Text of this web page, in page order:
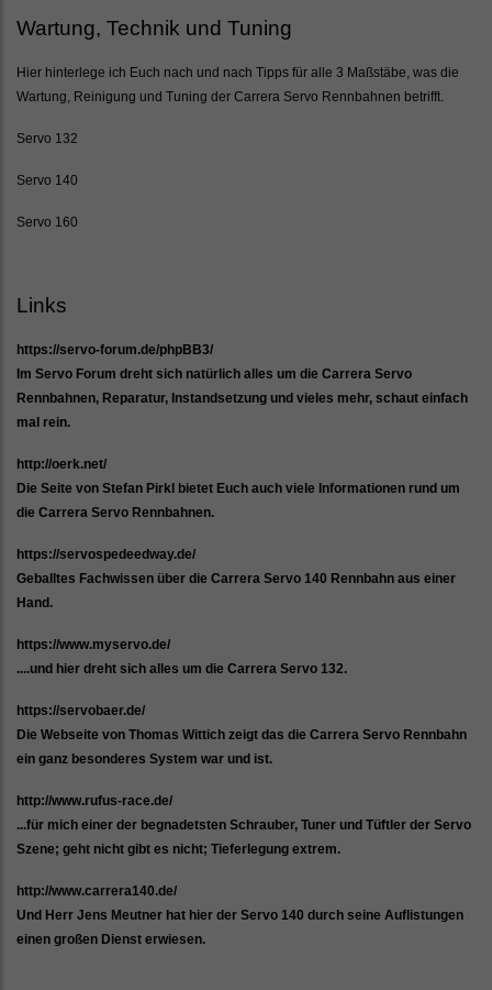
Wartung, Technik und Tuning
Hier hinterlege ich Euch nach und nach Tipps für alle 3 Maßstäbe, was die
Wartung, Reinigung und Tuning der Carrera Servo Rennbahnen betrifft.
Servo 132
Servo 140
Servo 160
Links
https://servo-forum.de/phpBB3/
Im Servo Forum dreht sich natürlich alles um die Carrera Servo
Rennbahnen, Reparatur, Instandsetzung und vieles mehr, schaut einfach
mal rein.
http://oerk.net/
Die Seite von Stefan Pirkl bietet Euch auch viele Informationen rund um
die Carrera Servo Rennbahnen.
https://servospedeedway.de/
Geballtes Fachwissen über die Carrera Servo 140 Rennbahn aus einer
Hand.
https://www.myservo.de/
....und hier dreht sich alles um die Carrera Servo 132.
https://servobaer.de/
Die Webseite von Thomas Wittich zeigt das die Carrera Servo Rennbahn
ein ganz besonderes System war und ist.
http://www.rufus-race.de/
...für mich einer der begnadetsten Schrauber, Tuner und Tüftler der Servo
Szene; geht nicht gibt es nicht; Tieferlegung extrem.
http://www.carrera140.de/
Und Herr Jens Meutner hat hier der Servo 140 durch seine Auflistungen
einen großen Dienst erwiesen.